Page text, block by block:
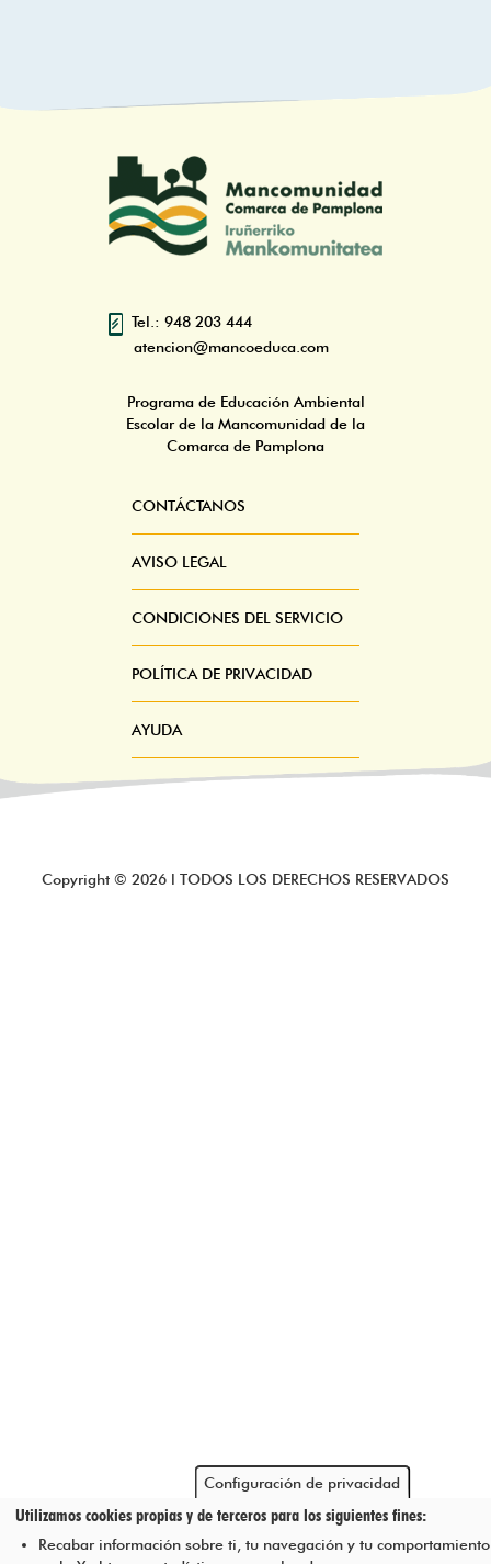
Tel.: 948 203 444
atencion@mancoeduca.com
Programa de Educación Ambiental
Escolar de la Mancomunidad de la
Comarca de Pamplona
Pie
Menú
CONTÁCTANOS
AVISO LEGAL
CONDICIONES DEL SERVICIO
POLÍTICA DE PRIVACIDAD
AYUDA
Copyright © 2026 l TODOS LOS DERECHOS RESERVADOS
Configuración de privacidad
Utilizamos cookies propias y de terceros para los siguientes fines:
Recabar información sobre ti, tu navegación y tu